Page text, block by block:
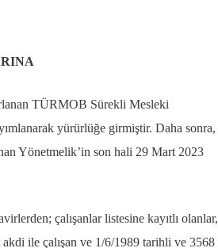
TÜRMOB Sürekli Mesleki
yürürlüğe girmiştir. Daha sonra,
Yönetmelik’in son hali 29 Mart 2023
çalışanlar listesine kayıtlı olanlar,
ile çalışan ve 1/6/1989 tarihli ve 3568